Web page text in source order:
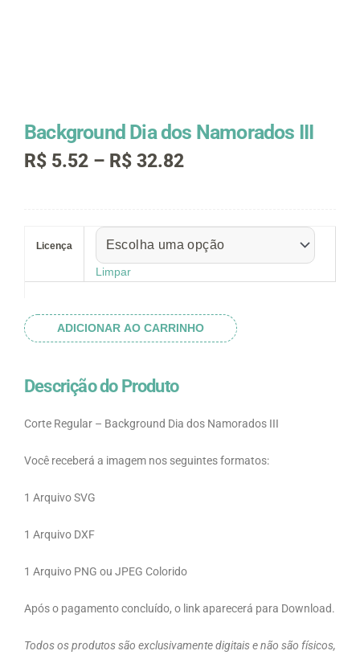
Background Dia dos Namorados III
R$ 5.52 – R$ 32.82Faixa
através
R$ 32.82
Licença
Limpar
dos
ADICIONAR AO CARRINHO
Descrição do Produto
Corte Regular – Background Dia dos Namorados III
Você receberá a imagem nos seguintes formatos:
1 Arquivo SVG
1 Arquivo DXF
1 Arquivo PNG ou JPEG Colorido
Após o pagamento concluído, o link aparecerá para Download.
Todos os produtos são exclusivamente digitais e não são físicos,